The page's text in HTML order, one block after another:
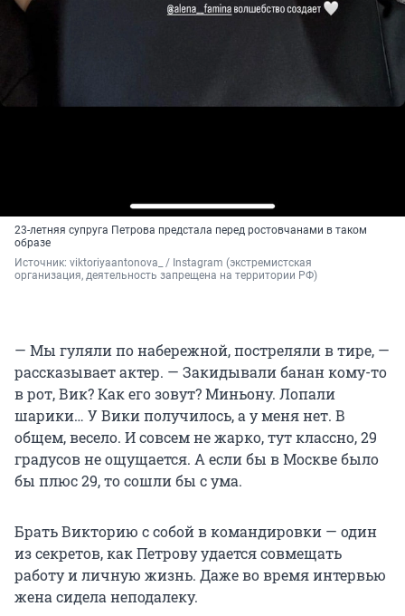
23-летняя супруга Петрова предстала перед ростовчанами в таком
образе
Источник: viktoriyaantonova_ / Instagram (экстремистская
организация, деятельность запрещена на территории РФ)
— Мы гуляли по набережной, постреляли в тире, —
рассказывает актер. — Закидывали банан кому-то
в рот, Вик? Как его зовут? Миньону. Лопали
шарики… У Вики получилось, а у меня нет. В
общем, весело. И совсем не жарко, тут классно, 29
градусов не ощущается. А если бы в Москве было
бы плюс 29, то сошли бы с ума.
Брать Викторию с собой в командировки — один
из секретов, как Петрову удается совмещать
работу и личную жизнь. Даже во время интервью
жена сидела неподалеку.